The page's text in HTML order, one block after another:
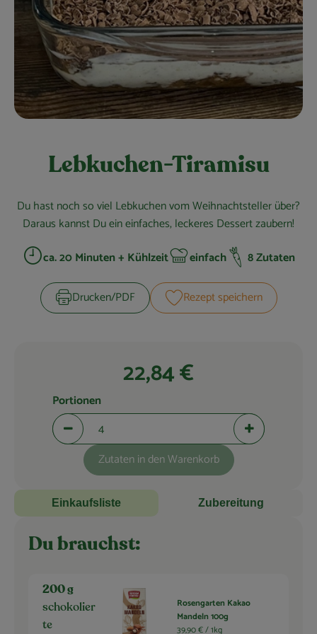
Obst & Gemüse
Kühltheke
Bäckerei
Vorratskammer
Kosmetik
Haus, Garten & Co.
So geht’s
Über uns
Blog
Lebkuchen-Tiramisu
Du hast noch so viel Lebkuchen vom Weihnachtsteller über?
Daraus kannst Du ein einfaches, leckeres Dessert zaubern!
Zubreitungszeit:
ca. 20 Minuten + KühlzeitSchwierigkeit:
einfach 8 Zutaten
Drucken​/​PDF Rezept speichern
22,84 €
Portionen verringern (aktuell 4 Portionen ausgewählt)
Portionen
Portionen
Zutaten in den Warenkorb
Einkaufsliste Zubereitung
Du brauchst:
200 g
schokolier
te
Rosengarten Kakao
Mandeln 100g
39,90 € /1kg